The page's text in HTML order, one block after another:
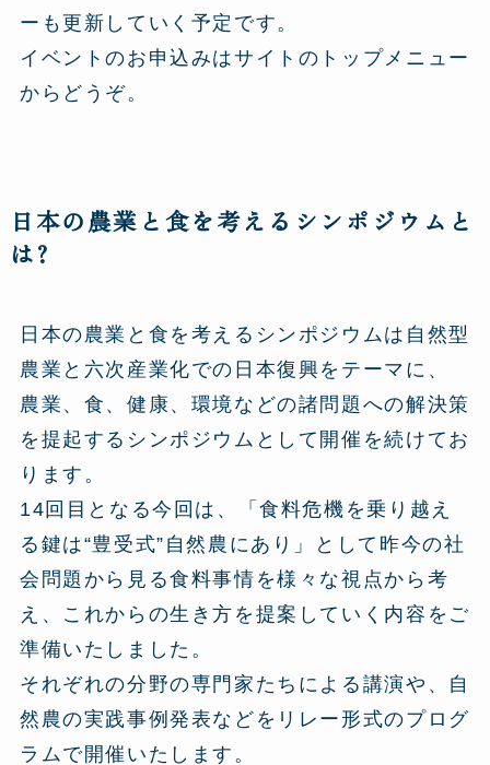
ーも更新していく予定です。
イベントのお申込みはサイトのトップメニュー
からどうぞ。
日本の農業と食を考えるシンポジウムと
は?
日本の農業と食を考えるシンポジウムは自然型
農業と六次産業化での日本復興をテーマに、
農業、食、健康、環境などの諸問題への解決策
を提起するシンポジウムとして開催を続けてお
ります。
14回目となる今回は、「食料危機を乗り越え
る鍵は“豊受式”自然農にあり」として昨今の社
会問題から見る食料事情を様々な視点から考
え、これからの生き方を提案していく内容をご
準備いたしました。
それぞれの分野の専門家たちによる講演や、自
然農の実践事例発表などをリレー形式のプログ
ラムで開催いたします。